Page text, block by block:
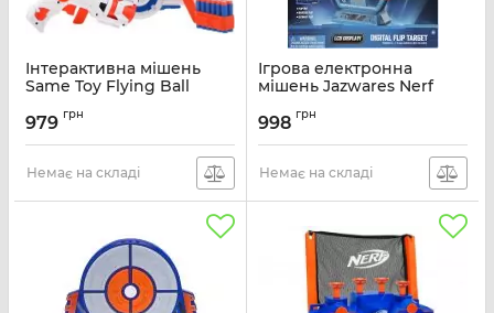
Інтерактивна мішень
Same Toy Flying Ball
979 грн
Немає на складі
Ігрова електронна
мішень Jazwares Nerf
Артикул:
998 грн
Немає на складі